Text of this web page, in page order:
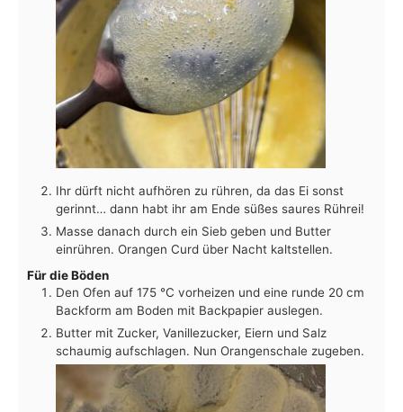
Ihr dürft nicht aufhören zu rühren, da das Ei sonst
gerinnt… dann habt ihr am Ende süßes saures Rührei!
Masse danach durch ein Sieb geben und Butter
einrühren. Orangen Curd über Nacht kaltstellen.
Für die Böden
Den Ofen auf 175 °C vorheizen und eine runde 20 cm
Backform am Boden mit Backpapier auslegen.
Butter mit Zucker, Vanillezucker, Eiern und Salz
schaumig aufschlagen. Nun Orangenschale zugeben.